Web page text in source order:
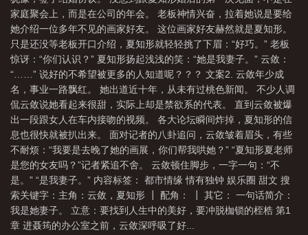
(gl) 和她隐婚翻车了 夹子 和她隐婚翻车了七八文学 和她隐婚翻车了gl免费
阅读 和她隐婚翻车了百度 和她隐婚翻车了gl百度 和她隐婚翻车了txt宝书
网 和她隐婚翻车了gl 免费阅读 和她隐婚翻车了第24章 和她隐婚翻车了
gl24 和她隐婚翻车了格格党
家庭聚会上，而是在公司的年会。 老板神情兴奋，拉着她说是要给
她介绍一位多年不见的画家好友。 这位画家好友赫然就是夏知形。
只是还没等老板开口介绍，夏知形就轻轻挑了下眉：“好巧。” 老板
惊讶：“你们认识？” 夏知形扬起浅浅的笑：“她是我妻子。” 云敛：
“……” 说好的不希望被更多的人知道呢？？？ 文案2. 云敛年少成
名，事业一路飘红。 她出道近十年，从未有过桃色新闻。 不少人调
侃云敛说她看起来很甜，实际上却是禁欲系的代表。 直到云敛被爆
出一段跟女人在车内接吻的视频。 各大论坛瞬间炸掉，夏知形的信
息也很快就被扒出来。 面对记者的八卦追问，云敛皱着眉头，有些
不耐烦：“我要是去晚了她的画展，你们帮我哄她？” “夏知形夏老师
是您的女友吗？”记者紧追不舍。 云敛顿住脚步，一字一句：“不
是。” “是我妻子。” 内容标签： 都市情缘 情有独钟 娱乐圈 甜文 搜
索关键字：主角：云敛，夏知形 ┃ 配角： ┃ 其它： 一句话简介：
我是她妻子。 立意：要找到人生中的美好，要冲脱枷锁的桎梏 第1
章 进聂筠的办公室之前，云敛深呼吸了好...